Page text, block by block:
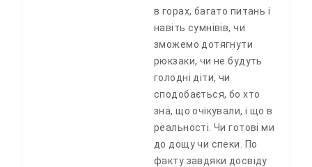
в горах, багато питань і
навіть сумнівів, чи
зможемо дотягнути️
рюкзаки, чи не будуть
голодні діти, чи
сподобається, бо хто
зна, що очікували, і що в
реальності. Чи готові ми
до дощу чи спеки. По
факту завдяки досвіду